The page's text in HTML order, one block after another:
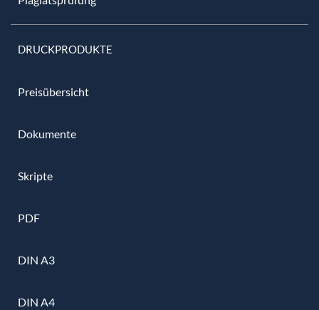
DRUCKPRODUKTE
Preisübersicht
Dokumente
Skripte
PDF
DIN A3
DIN A4